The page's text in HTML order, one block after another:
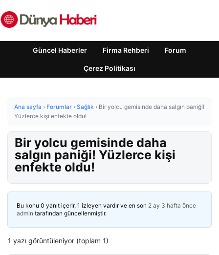
Güncel Haberler Firma Rehberi Forum
Çerez Politikası
Ana sayfa › Forumlar › Sağlık › Bir yolcu gemisinde daha salgın paniği!
Yüzlerce kişi enfekte oldu!
Bir yolcu gemisinde daha
salgın paniği! Yüzlerce kişi
enfekte oldu!
Bu konu 0 yanıt içerir, 1 izleyen vardır ve en son 2 ay 3 hafta önce
admin tarafından güncellenmiştir.
1 yazı görüntüleniyor (toplam 1)